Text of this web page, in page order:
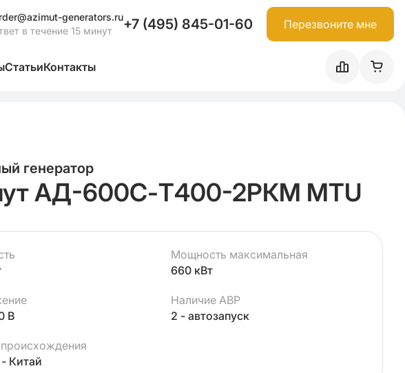
generators.ru
в течение 15 минут
+7 (495) 845-01-60 Перезвоните мне
СтатьиКонтакты
генератор
АД-600С-Т400-2РКМ MTU
Мощность максимальная
660 кВт
В
Наличие АВР
2 - автозапуск
Китай